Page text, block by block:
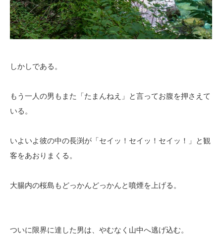
しかしである。
もう一人の男もまた「たまんねえ」と言ってお腹を押さえて
いる。
いよいよ彼の中の長渕が「セイッ！セイッ！セイッ！」と観
客をあおりまくる。
大腸内の桜島もどっかんどっかんと噴煙を上げる。
ついに限界に達した男は、やむなく山中へ逃げ込む。